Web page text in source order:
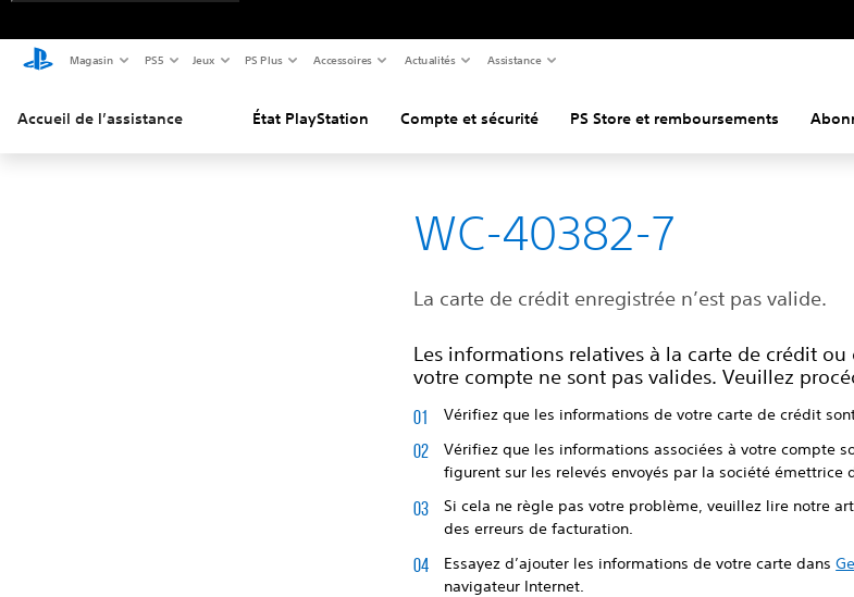
Magasin PS5 Jeux PS Plus Accessoires Actualités Assistance
Accueil de l’assistance État PlayStation Compte et sécurité PS Store et remboursements
WC-40382-7
La carte de crédit enregistrée n’est pas valide.
Les informations relatives à la carte de crédit ou
votre compte ne sont pas valides. Veuillez
Vérifiez que les informations de votre carte de crédit
Vérifiez que les informations associées à votre compte
figurent sur les relevés envoyés par la société émettrice
Si cela ne règle pas votre problème, veuillez lire notre
des erreurs de facturation.
Essayez d’ajouter les informations de votre carte dans
navigateur Internet.